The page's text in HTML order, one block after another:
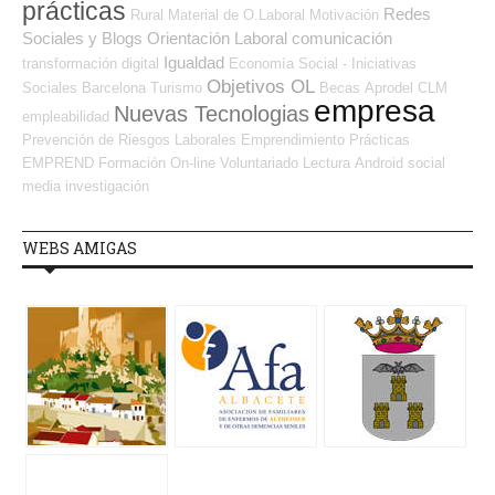
prácticas Rural Material de O.Laboral Motivación Redes
Sociales y Blogs Orientación Laboral comunicación
transformación digital Igualdad Economía Social - Iniciativas
Sociales Barcelona Turismo Objetivos OL Becas Aprodel CLM
empleabilidad Nuevas Tecnologias empresa
Prevención de Riesgos Laborales Emprendimiento Prácticas
EMPREND Formación On-line Voluntariado Lectura Android social
media investigación
WEBS AMIGAS